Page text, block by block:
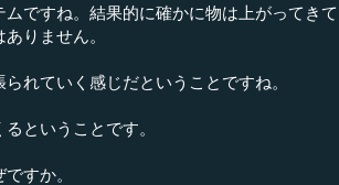
ですね。結果的に確かに物は上がってきて
りません。
ていく感じだということですね。
ということです。
すか。